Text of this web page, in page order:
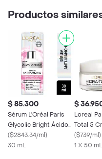
Productos
$ 85.300
Sérum L'Oréal París
Glycolic Bright Ácido
Glicólico Niacinamida
($2843.34/ml)
30 mL
$
Loreal
Total 5
($739/ml)
1 X 50 mL